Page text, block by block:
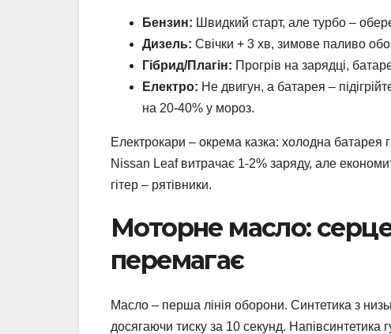
Бензин: Швидкий старт, але турбо –
Дизель: Свічки + 3 хв, зимове паливо
Гібрид/Плагін: Прогрів на зарядці,
Електро: Не двигун, а батарея –
на 20-40% у мороз.
Електрокари – окрема казка: холодна батарея
Nissan Leaf витрачає 1-2% заряду, але
гітер – рятівники.
Моторне масло:
перемагає
Масло – перша лінія оборони. Синтетика з
досягаючи тиску за 10 секунд.